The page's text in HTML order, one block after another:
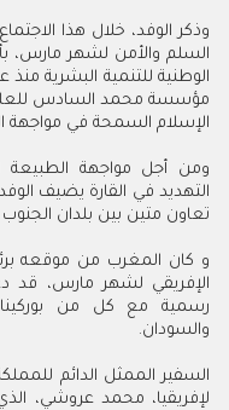
وذكر الوفد، خلال هذا
السلم والأمن لشهر مارس،
مؤسسة محمد السادس
الإسلام السمحة في مواجهة
ومن أجل مواجهة الطبيعة
التهديد في القارة يضيف
تعاون متين بين بلدان الجنوب
و كان المغرب من موقعه
الإفريقي لشهر مارس، قد
رسمية مع كل من بوركينا
والسودان.
السفير الممثل الدائم
لإفريقيا، محمد عروشي،